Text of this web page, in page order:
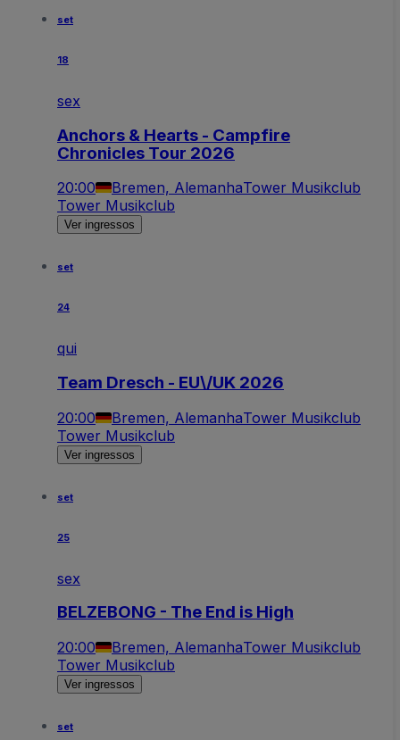
set
18
sex
Anchors & Hearts - Campfire
Chronicles Tour 2026
20:00 Bremen, AlemanhaTower Musikclub
Tower Musikclub
Ver ingressos
set
24
qui
Team Dresch - EU\/UK 2026
20:00 Bremen, AlemanhaTower Musikclub
Tower Musikclub
Ver ingressos
set
25
sex
BELZEBONG - The End is High
20:00 Bremen, AlemanhaTower Musikclub
Tower Musikclub
Ver ingressos
set